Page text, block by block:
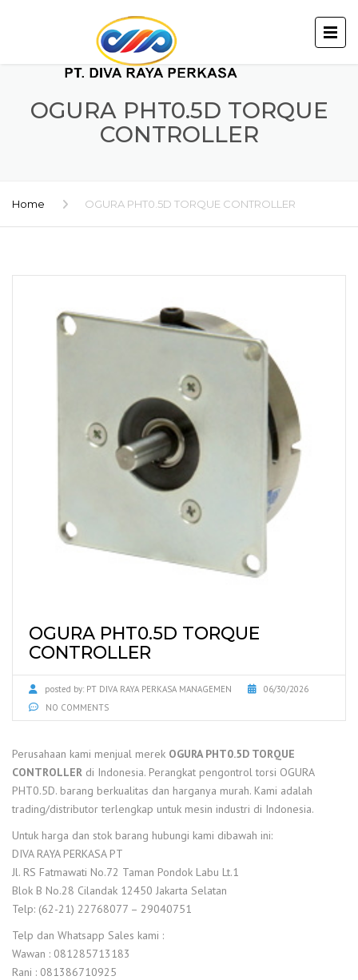
OGURA PHT0.5D TORQUE
CONTROLLER
Home OGURA PHT0.5D TORQUE CONTROLLER
OGURA PHT0.5D TORQUE
CONTROLLER
posted by: PT DIVA RAYA PERKASA MANAGEMEN
06/30/2026
NO COMMENTS
Perusahaan kami menjual merek OGURA PHT0.5D TORQUE
CONTROLLER di Indonesia. Perangkat pengontrol torsi OGURA
PHT0.5D. barang berkualitas dan harganya murah. Kami adalah
trading/distributor terlengkap untuk mesin industri di Indonesia.
Untuk harga dan stok barang hubungi kami dibawah ini:
DIVA RAYA PERKASA PT
Jl. RS Fatmawati No.72 Taman Pondok Labu Lt.1
Blok B No.28 Cilandak 12450 Jakarta Selatan
Telp: (62-21) 22768077 – 29040751
Telp dan Whatsapp Sales kami :
Wawan : 081285713183
Rani : 081386710925